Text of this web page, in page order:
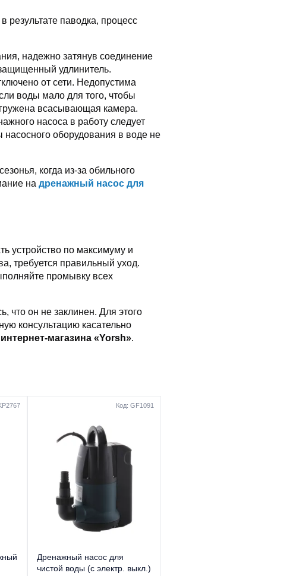
результате паводка, процесс
надежно затянув соединение
удлинитель.
от сети. Недопустима
воды мало для того, чтобы
всасывающая камера.
насоса в работу следует
оборудования в воде не
когда из-за обильного
на дренажный насос для
устройство по максимуму и
требуется правильный уход.
промывку всех
что он не заклинен. Для этого
консультацию касательно
магазина «Yorsh».
Код: GF1091
Дренажный насос для
чистой воды (с электр. выкл.)